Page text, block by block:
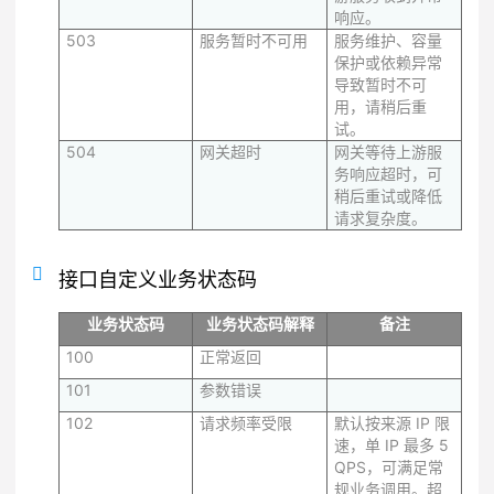
响应。
503
服务暂时不可用
服务维护、容量
保护或依赖异常
导致暂时不可
用，请稍后重
试。
504
网关超时
网关等待上游服
务响应超时，可
稍后重试或降低
请求复杂度。
接口自定义业务状态码
业务状态码 业务状态码解释
备注
100
正常返回
101
参数错误
102
请求频率受限
默认按来源 IP 限
速，单 IP 最多 5
QPS，可满足常
规业务调用。超